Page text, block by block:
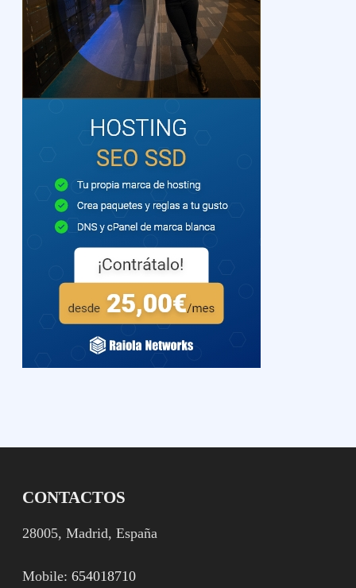
CONTACTOS
28005, Madrid, España
Mobile:654018710